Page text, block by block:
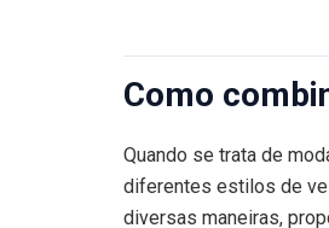
Como
Quando se trata de
diferentes estilos de
diversas maneiras,